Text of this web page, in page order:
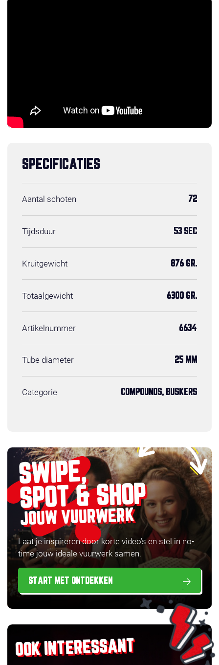
SPECIFICATIES
Aantal schoten 72
Tijdsduur 53 SEC
Kruitgewicht 876 GR.
Totaalgewicht 6300 GR.
Artikelnummer 6634
Tube diameter 25 MM
Categorie COMPOUNDS, BUSKERS
SWIPE,
SPOT & SHOP
JOUW VUURWERK
Laat je inspireren door korte video’s en stel in no-
time jouw ideale vuurwerk samen.
START MET ONTDEKKEN
OOK INTERESSANT